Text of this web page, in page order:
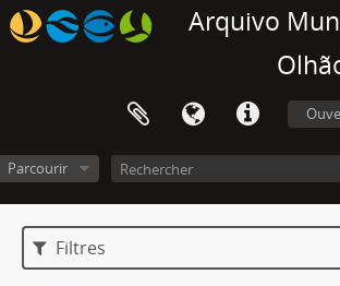
Arquivo
Parcourir
Filtres